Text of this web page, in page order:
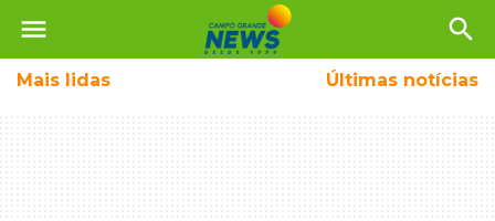
menu search
Mais lidas Últimas notícias